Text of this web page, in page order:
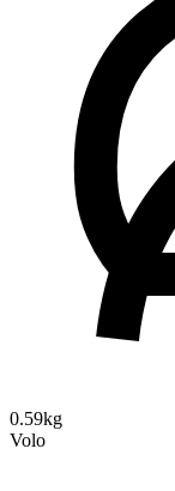
0.59kg
Volo